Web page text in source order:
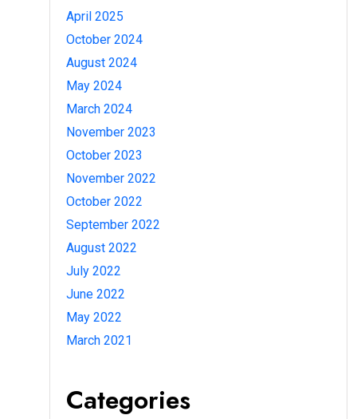
April 2025
October 2024
August 2024
May 2024
March 2024
November 2023
October 2023
November 2022
October 2022
September 2022
August 2022
July 2022
June 2022
May 2022
March 2021
Categories